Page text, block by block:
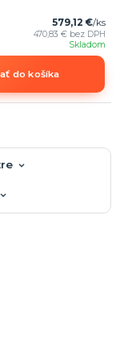
579,12 €/ks
470,83 € bez DPH
Skladom
do košíka